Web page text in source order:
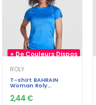
+ De Couleurs Dispos
ROLY
T-shirt BAHRAIN
Woman Roly
2,44 €